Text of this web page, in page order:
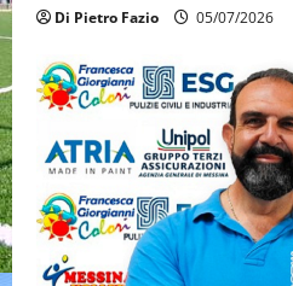
Di Pietro Fazio 05/07/2026